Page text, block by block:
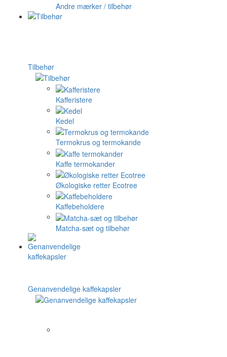
Andre mærker / tilbehør
Tilbehør
Kafferistere
Kedel
Termokrus og termokande
Kaffe termokander
Økologiske retter Ecotree
Kaffebeholdere
Matcha-sæt og tilbehør
Genanvendelige kaffekapsler